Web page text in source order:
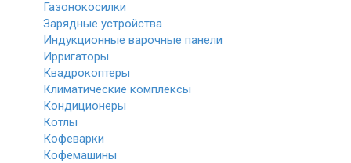
Газонокосилки
Зарядные устройства
Индукционные варочные панели
Ирригаторы
Квадрокоптеры
Климатические комплексы
Кондиционеры
Котлы
Кофеварки
Кофемашины